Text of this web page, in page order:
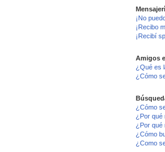
¡No
¡Recibo
¡Recibí
Amigos
¿Qué es
¿Cómo
¿Cómo
¿Por qué
¿Por qué
¿Cómo
¿Como